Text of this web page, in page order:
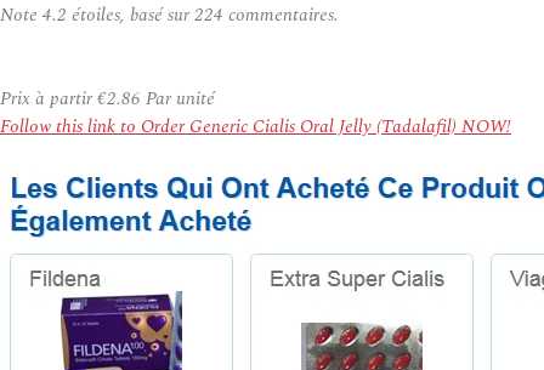
Note 4.2 étoiles, basé sur224 commentaires.
Prix à partir€2.86 Par unité
Follow this link to Order Generic Cialis Oral Jelly (Tadalafil) NOW!